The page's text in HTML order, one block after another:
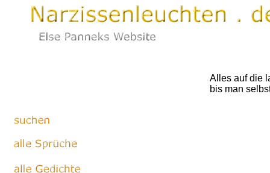
Alles auf die
bis man